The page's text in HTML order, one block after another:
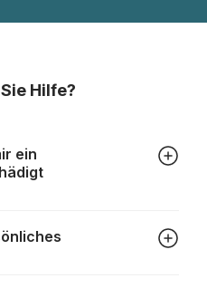
Hilfe?
ein
dass Teile beschädigt
solchen Fällen gehen